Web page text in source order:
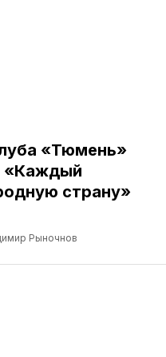
«Тюмень»
«Каждый
страну»
Рыночнов